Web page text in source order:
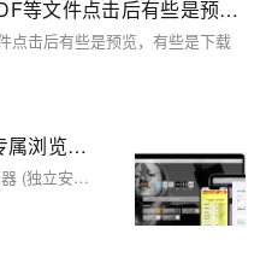
为什么浏览器中有些图片、PDF等文件点击后有些是预览，有些是下载
点击后有些是预览，有些是下载
Apple Safari 18.5 - macOS 专属浏览器 (独立安装包下载)
Apple Safari 18.5 - macOS 专属浏览器 (独立安装包下载)